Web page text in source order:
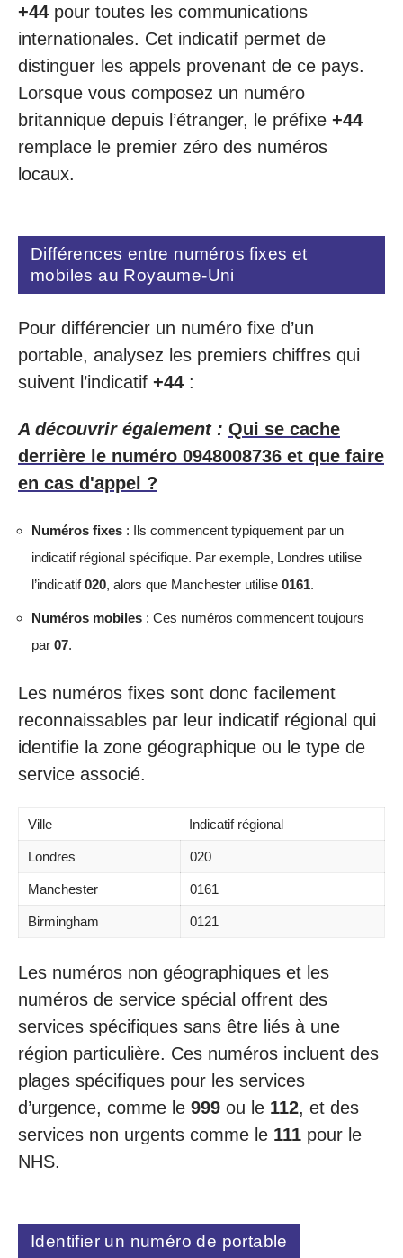
+44 pour toutes les communications
internationales. Cet indicatif permet de
distinguer les appels provenant de ce pays.
Lorsque vous composez un numéro
britannique depuis l’étranger, le préfixe +44
remplace le premier zéro des numéros
locaux.
Différences entre numéros fixes et
mobiles au Royaume-Uni
Pour différencier un numéro fixe d’un
portable, analysez les premiers chiffres qui
suivent l’indicatif +44 :
A découvrir également : Qui se cache
derrière le numéro 0948008736 et que faire
en cas d'appel ?
Numéros fixes : Ils commencent typiquement par un
indicatif régional spécifique. Par exemple, Londres utilise
l’indicatif020, alors que Manchester utilise 0161.
Numéros mobiles : Ces numéros commencent toujours
par 07.
Les numéros fixes sont donc facilement
reconnaissables par leur indicatif régional qui
identifie la zone géographique ou le type de
service associé.
Ville Indicatif régional
Londres 020
Manchester 0161
Birmingham 0121
Les numéros non géographiques et les
numéros de service spécial offrent des
services spécifiques sans être liés à une
région particulière. Ces numéros incluent des
plages spécifiques pour les services
d’urgence, comme le 999 ou le 112, et des
services non urgents comme le 111 pour le
NHS.
Identifier un numéro de portable